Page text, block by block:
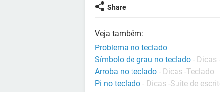
Share
Veja também:
Problema no teclado
Símbolo de grau no teclado - Dicas
Arroba no teclado - Dicas -Teclado
Pi no teclado - Dicas -Suíte de